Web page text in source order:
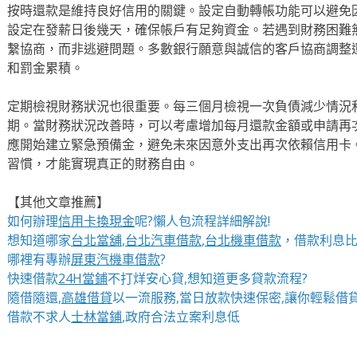
按時還款是維持良好信用的關鍵。設定自動轉帳功能可以避
設定在發薪日後幾天，確保帳戶有足夠資金。若遇到財務困
繫協商，而非逃避問題。多數銀行願意與誠信的客戶協商調
和罰金累積。
定期檢視財務狀況也很重要。每三個月檢視一次負債減少情
期。當財務狀況改善時，可以考慮增加每月還款金額或申請
應開始建立緊急預備金，避免未來因意外支出再次依賴信用
習慣，才能實現真正的財務自由。
【其他文章推薦】
如何辦理信用卡換現金呢?懶人包流程詳細解說!
想知道哪家台北當舖,台北汽車借款,台北機車借款，借款利息
哪裡有專辦屏東汽機車借款?
快速借款24H當鋪不打烊安心貸,想知道更多貸款流程?
隨借隨還,高雄借貸以一流服務,當日放款快速保密,讓你輕鬆借
借款不求人士林當鋪,政府合法立案利息低